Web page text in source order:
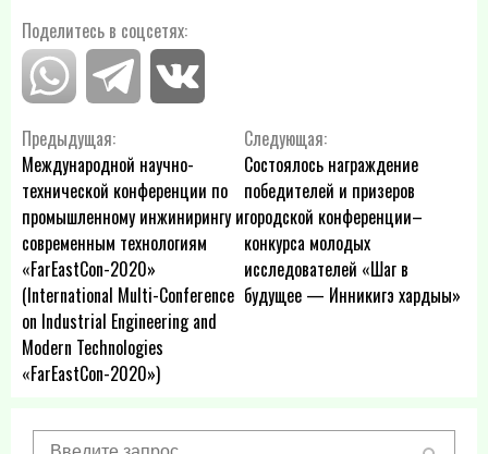
Поделитесь в соцсетях:
Навигация
по
записям
Предыдущая:
Международной научно-
технической конференции по
промышленному инжинирингу и
современным технологиям
«FarEastCon-2020»
(International Multi-Conference
on Industrial Engineering and
Modern Technologies
«FarEastCon-2020»)
Следующая:
Состоялось награждение
победителей и призеров
городской конференции–
конкурса молодых
исследователей «Шаг в
будущее — Инникигэ хардыы»